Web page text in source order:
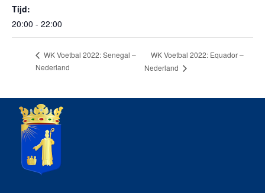
Tijd:
20:00 - 22:00
WK Voetbal 2022: Senegal –
Nederland
WK Voetbal 2022: Equador –
Nederland